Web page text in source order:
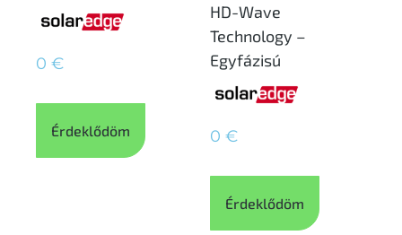
0 €
Érdeklődöm
HD-Wave
Technology –
Egyfázisú
0 €
Érdeklődöm